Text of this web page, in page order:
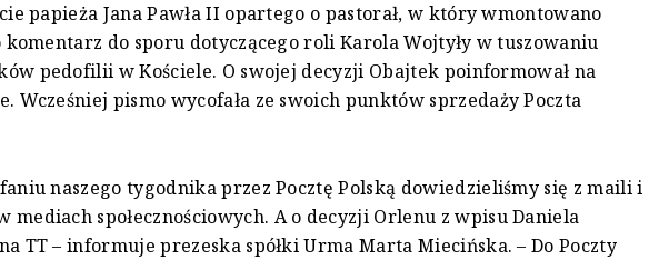
papieża Jana Pawła II opartego o pastorał, w który wmontowano
do sporu dotyczącego roli Karola Wojtyły w tuszowaniu
pedofilii w Kościele. O swojej decyzji Obajtek poinformował na
Wcześniej pismo wycofała ze swoich punktów sprzedaży Poczta
naszego tygodnika przez Pocztę Polską dowiedzieliśmy się z maili i
mediach społecznościowych. A o decyzji Orlenu z wpisu Daniela
TT – informuje prezeska spółki Urma Marta Miecińska. – Do Poczty